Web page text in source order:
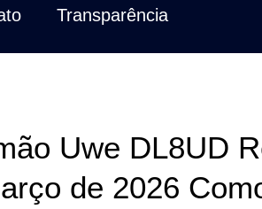
Transparência
Uwe DL8UD
de 2026